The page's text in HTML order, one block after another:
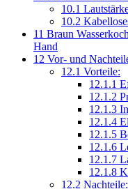
10.1
10.2
11 Braun
Hand
12 Vor- und
12.1 Vorteile:
12.1.1
12.1.2
12.1.3
12.1.4
12.1.5
12.1.6
12.1.7
12.1.8
12.2 Nachteile: